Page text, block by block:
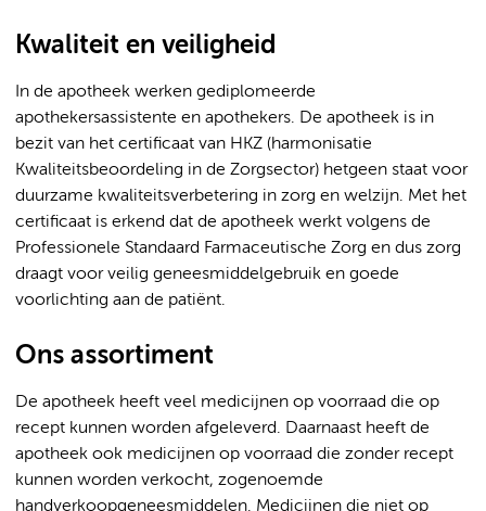
Kwaliteit en veiligheid
In de apotheek werken gediplomeerde
apothekersassistente en apothekers. De apotheek is in
bezit van het certificaat van HKZ (harmonisatie
Kwaliteitsbeoordeling in de Zorgsector) hetgeen staat voor
duurzame kwaliteitsverbetering in zorg en welzijn. Met het
certificaat is erkend dat de apotheek werkt volgens de
Professionele Standaard Farmaceutische Zorg en dus zorg
draagt voor veilig geneesmiddelgebruik en goede
voorlichting aan de patiënt.
Ons assortiment
De apotheek heeft veel medicijnen op voorraad die op
recept kunnen worden afgeleverd. Daarnaast heeft de
apotheek ook medicijnen op voorraad die zonder recept
kunnen worden verkocht, zogenoemde
handverkoopgeneesmiddelen. Medicijnen die niet op